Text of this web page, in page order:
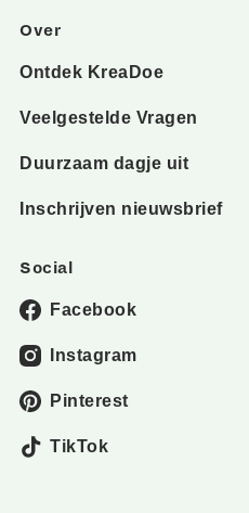
Over
Ontdek KreaDoe
Veelgestelde Vragen
Duurzaam dagje uit
Inschrijven nieuwsbrief
Social
Facebook
Instagram
Pinterest
TikTok